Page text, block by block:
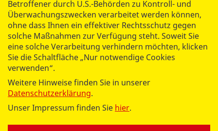
eindringlich an alle: Halten Sie Rettungswege
frei, achten Sie auf die Sicherheit im Umgang
mit Feuerwerk und begegnen Sie unseren
Einsatzkräften mit Respekt. Jede Behinderung
oder Verzögerung kann Leben kosten.“
Edith Wallmeier,ASB-Geschäftsführerin Einsatzkräfte
Betroffener durch U.S.-Behörden zu Kontroll- und
Überwachungszwecken verarbeitet werden können,
ohne dass Ihnen ein effektiver Rechtsschutz gegen
solche Maßnahmen zur Verfügung steht. Soweit Sie
eine solche Verarbeitung verhindern möchten, klicken
Sie die Schaltfläche „Nur notwendige Cookies
verwenden“.
Weitere Hinweise finden Sie in unserer
Datenschutzerklärung.
Unser Impressum finden Sie hier.